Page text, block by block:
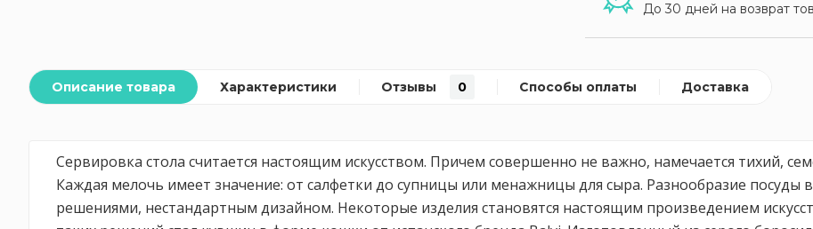
До 30 дней на возврат
Описание товара Характеристики Отзывы 0 Способы оплаты Доставка
Сервировка стола считается настоящим искусством. Причем совершенно не важно, намечается тихий,
Каждая мелочь имеет значение: от салфетки до супницы или менажницы для сыра. Разнообразие посуды
решениями, нестандартным дизайном. Некоторые изделия становятся настоящим произведением